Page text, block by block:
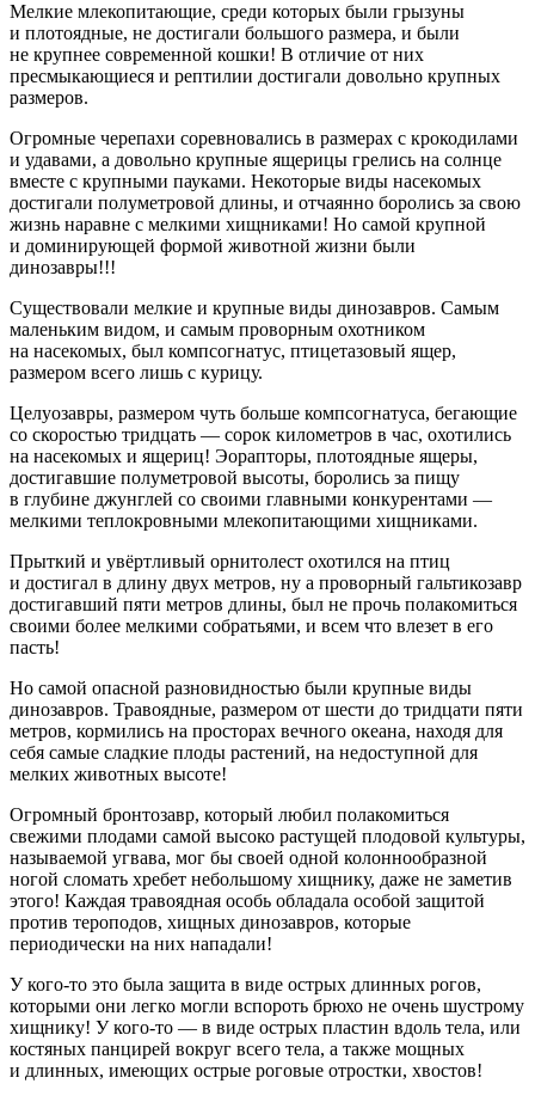
Мелкие млекопитающие, среди которых были грызуны
и плотоядные, не достигали большого размера, и были
не крупнее современной кошки! В отличие от них
пресмыкающиеся и рептилии достигали довольно крупных
размеров.
Огромные черепахи соревновались в размерах с крокодилами
и удавами, а довольно крупные ящерицы грелись на солнце
вместе с крупными пауками. Некоторые виды насекомых
достигали полуметровой длины, и отчаянно боролись за свою
жизнь наравне с мелкими хищниками! Но самой крупной
и доминирующей формой животной жизни были
динозавры!!!
Существовали мелкие и крупные виды динозавров. Самым
маленьким видом, и самым проворным охотником
на насекомых, был компсогнатус, птицетазовый ящер,
размером всего лишь с курицу.
Целуозавры, размером чуть больше компсогнатуса, бегающие
со скоростью тридцать — сорок километров в час, охотились
на насекомых и ящериц! Эорапторы, плотоядные ящеры,
достигавшие полуметровой высоты, боролись за пищу
в глубине джунглей со своими главными конкурентами —
мелкими теплокровными млекопитающими хищниками.
Прыткий и увёртливый орнитолест охотился на птиц
и достигал в длину двух метров, ну а проворный гальтикозавр
достигавший пяти метров длины, был не прочь полакомиться
своими более мелкими собратьями, и всем что влезет в его
пасть!
Но самой опасной разновидностью были крупные виды
динозавров. Травоядные, размером от шести до тридцати пяти
метров, кормились на просторах вечного океана, находя для
себя самые сладкие плоды растений, на недоступной для
мелких животных высоте!
Огромный бронтозавр, который любил полакомиться
свежими плодами самой высоко растущей плодовой культуры,
называемой угвава, мог бы своей одной колоннообразной
ногой сломать хребет небольшому хищнику, даже не заметив
этого! Каждая травоядная особь обладала особой защитой
против тероподов, хищных динозавров, которые
периодически на них нападали!
У кого-то это была защита в виде острых длинных рогов,
которыми они легко могли вспороть брюхо не очень шустрому
хищнику! У кого-то — в виде острых пластин вдоль тела, или
костяных панцирей вокруг всего тела, а также мощных
и длинных, имеющих острые роговые отростки, хвостов!